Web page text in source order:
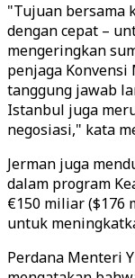
"Tujuan bersama
dengan cepat –
mengeringkan
penjaga
tanggung jawab
Istanbul juga
negosiasi," kata
Jerman juga
dalam program
€150 miliar ($176
untuk
Perdana Menteri